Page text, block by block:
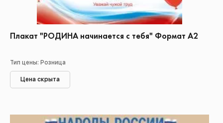
Плакат "РОДИНА начинается с тебя" Формат А2
Тип цены: Розница
Цена скрыта